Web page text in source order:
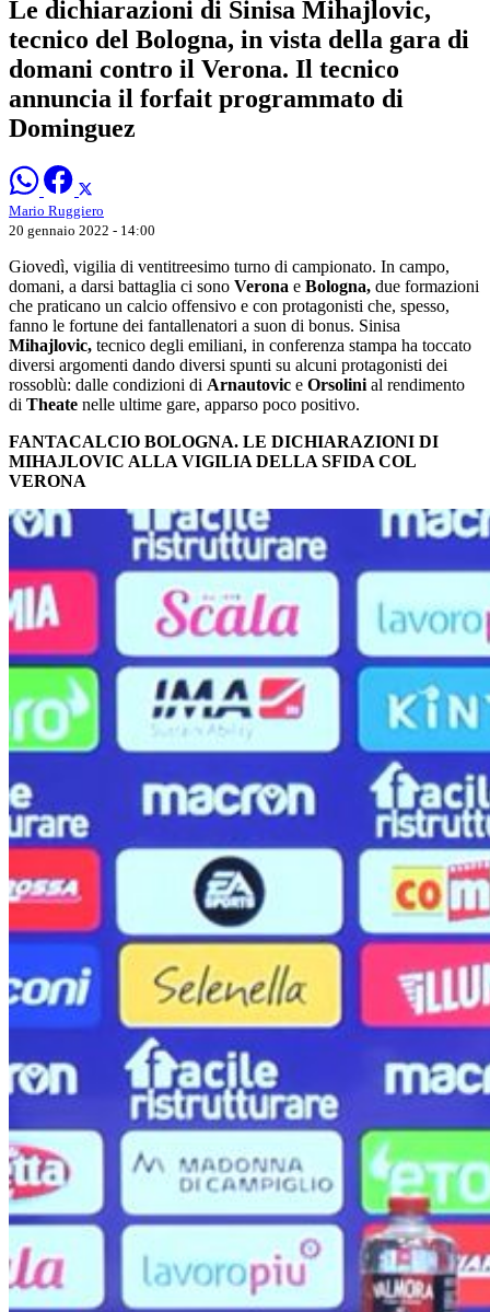
Le dichiarazioni di Sinisa Mihajlovic,
tecnico del Bologna, in vista della gara di
domani contro il Verona. Il tecnico
annuncia il forfait programmato di
Dominguez
Mario Ruggiero
20 gennaio 2022 - 14:00
Giovedì, vigilia di ventitreesimo turno di campionato. In campo,
domani, a darsi battaglia ci sono Verona e Bologna, due formazioni
che praticano un calcio offensivo e con protagonisti che, spesso,
fanno le fortune dei fantallenatori a suon di bonus. Sinisa
Mihajlovic, tecnico degli emiliani, in conferenza stampa ha toccato
diversi argomenti dando diversi spunti su alcuni protagonisti dei
rossoblù: dalle condizioni di Arnautovic e Orsolini al rendimento
di Theate nelle ultime gare, apparso poco positivo.
FANTACALCIO BOLOGNA. LE DICHIARAZIONI DI
MIHAJLOVIC ALLA VIGILIA DELLA SFIDA COL
VERONA